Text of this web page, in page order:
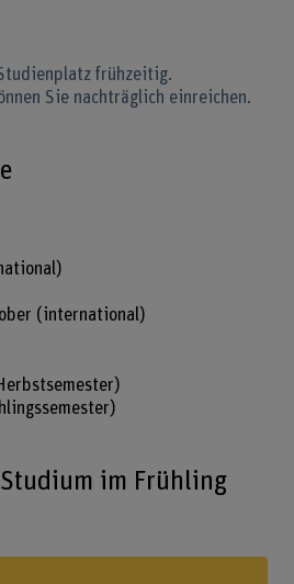
frühzeitig.
Sie nachträglich einreichen.
(international)
im Frühling